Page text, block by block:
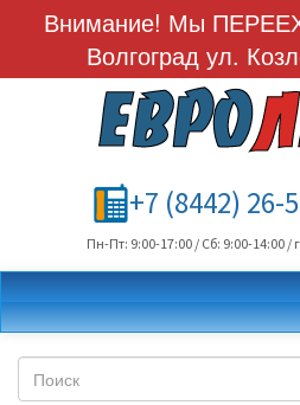
Внимание! Мы
Волгоград ул.
+7 (8442) 26-
Пн-Пт: 9:00-17:00 / Сб: 9:00-14:00 /